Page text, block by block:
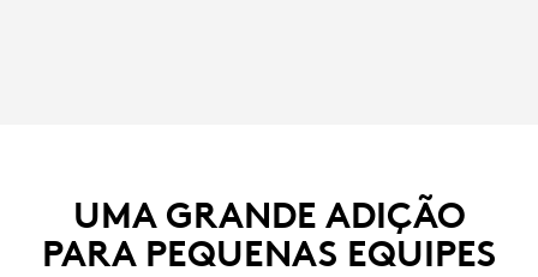
UMA GRANDE ADIÇÃO
PARA PEQUENAS EQUIPES